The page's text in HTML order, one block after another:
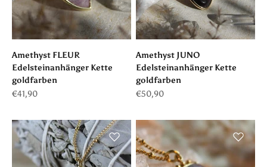
Amethyst FLEUR
Edelsteinanhänger Kette
goldfarben
Angebot
€41,90
Amethyst JUNO
Edelsteinanhänger Kette
goldfarben
Angebot
€50,90